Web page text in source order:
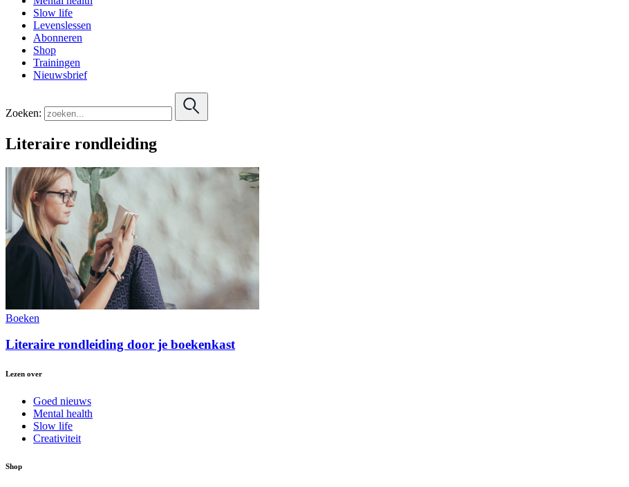
Slow life
Levenslessen
Abonneren
Shop
Trainingen
Nieuwsbrief
Zoeken:
Literaire rondleiding
Boeken
Literaire rondleiding door je boekenkast
Lezen over
Goed nieuws
Mental health
Slow life
Creativiteit
Shop